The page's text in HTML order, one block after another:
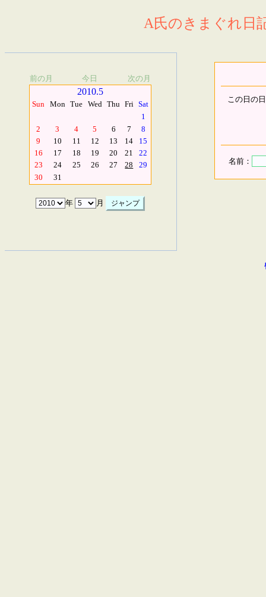
A氏のきまぐれ日
前の月 今日 次の月
2010.5
Sun Mon Tue Wed Thu Fri Sat
1
2
3 4 5 6 7
8
9
10 11 12 13 14
15
16
17 18 19 20 21
22
23
24 25 26 27 28
29
30
31
年 月
この日の
名前：